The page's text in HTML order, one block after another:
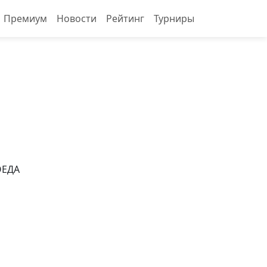
Премиум Новости Рейтинг Турниры